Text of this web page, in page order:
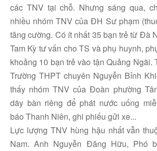
các TNV tại chỗ. Nhưng sáng qua,
nhiều nhóm TNV của ĐH Sư phạm
tăng cường. Có ít nhất 35 bạn trẻ từ Đà
Tam Kỳ tư vấn cho TS và phụ huynh,
khoảng 10 bạn trẻ vào tận Quảng Ngãi.
Trường THPT chuyên Nguyễn Bỉnh
thấy nhóm TNV của Đoàn phường
dãy bàn riêng để phát nước uống
báo Thanh Niên, ghi phiếu gửi xe...
Lực lượng TNV hùng hậu nhất vẫn
Nam. Anh Nguyễn Đăng Hữu, Phó